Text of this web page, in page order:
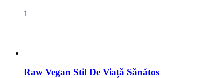
1
Raw Vegan Stil De Viață Sănătos